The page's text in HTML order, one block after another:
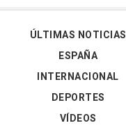
ÚLTIMAS NOTICIAS
ESPAÑA
INTERNACIONAL
DEPORTES
VÍDEOS